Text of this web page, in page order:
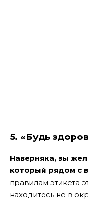
5. «Будь
Наверняка, вы
который рядом с
правилам этикета
находитесь не в